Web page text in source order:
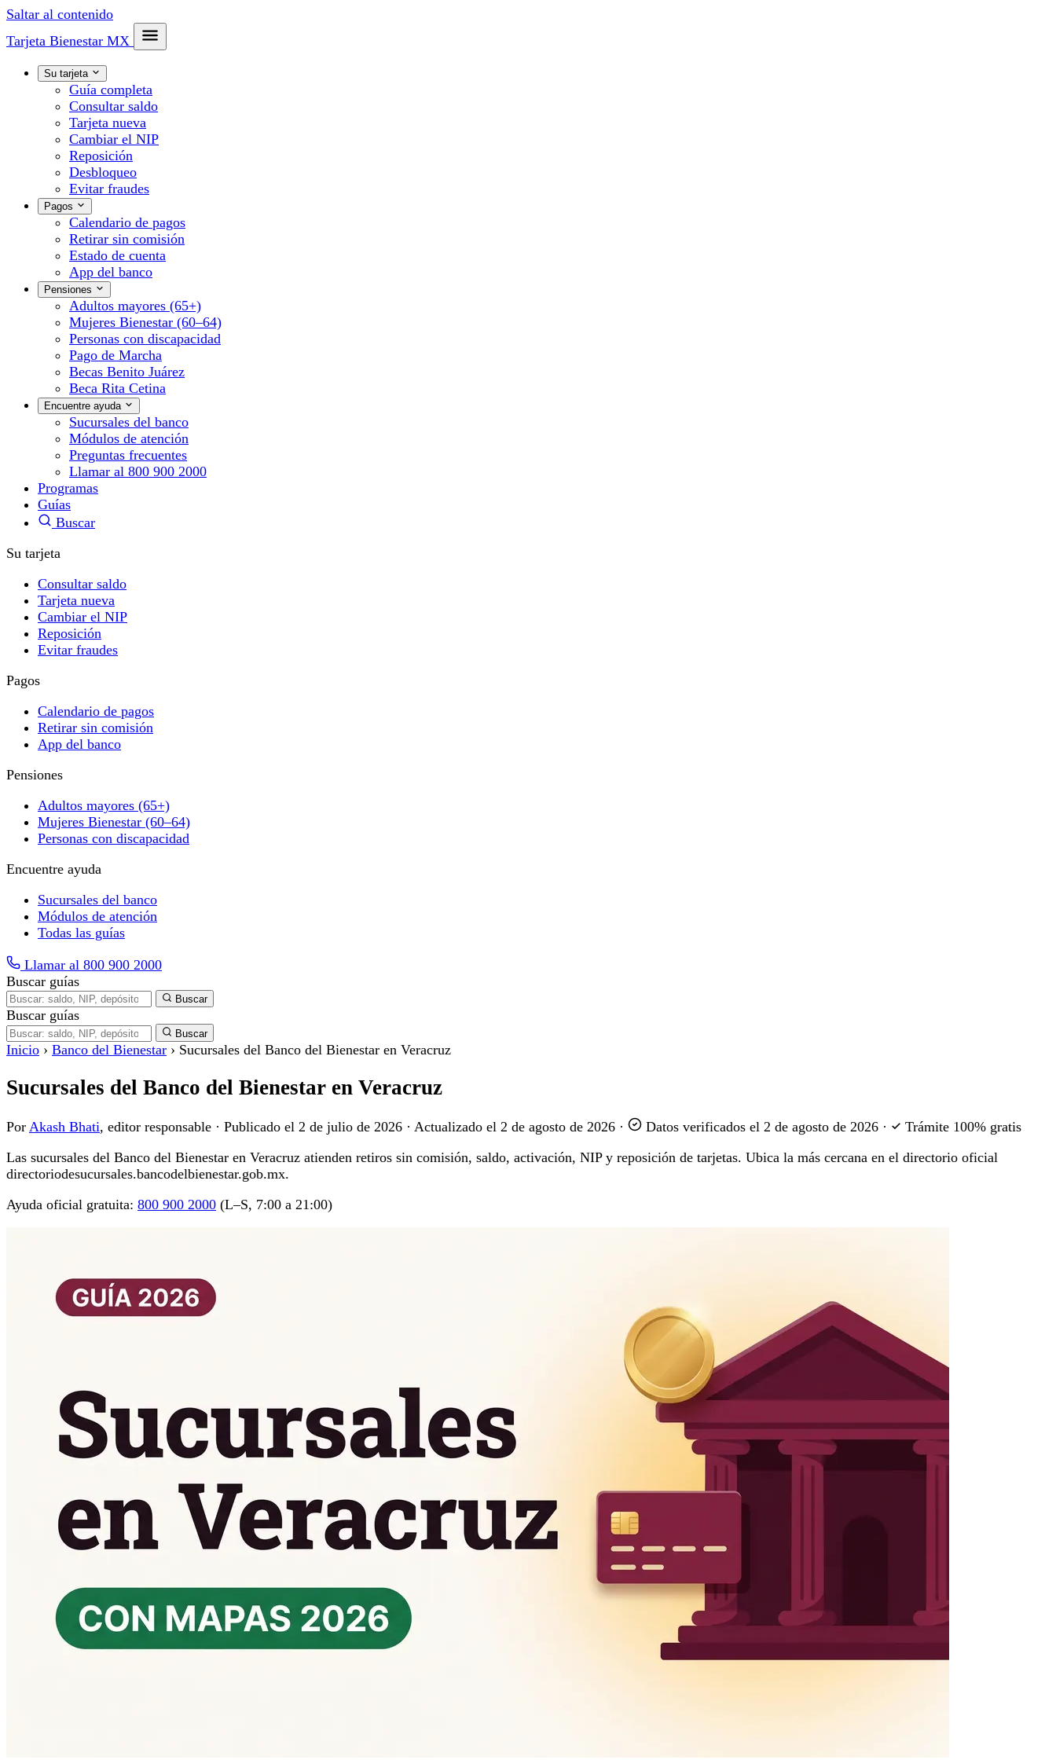
Saltar al contenido
Tarjeta Bienestar MX
Su tarjeta
Guía completa
Consultar saldo
Tarjeta nueva
Cambiar el NIP
Reposición
Desbloqueo
Evitar fraudes
Pagos
Calendario de pagos
Retirar sin comisión
Estado de cuenta
App del banco
Pensiones
Adultos mayores (65+)
Mujeres Bienestar (60–64)
Personas con discapacidad
Pago de Marcha
Becas Benito Juárez
Beca Rita Cetina
Encuentre ayuda
Sucursales del banco
Módulos de atención
Preguntas frecuentes
Llamar al 800 900 2000
Programas
Guías
Buscar
Su tarjeta
Consultar saldo
Tarjeta nueva
Cambiar el NIP
Reposición
Evitar fraudes
Pagos
Calendario de pagos
Retirar sin comisión
App del banco
Pensiones
Adultos mayores (65+)
Mujeres Bienestar (60–64)
Personas con discapacidad
Encuentre ayuda
Sucursales del banco
Módulos de atención
Todas las guías
Llamar al 800 900 2000
Buscar guías
Buscar
Buscar guías
Buscar
Inicio › Banco del Bienestar › Sucursales del Banco del Bienestar en Veracruz
Sucursales del Banco del Bienestar en Veracruz
Por Akash Bhati, editor responsable · Publicado el 2 de julio de 2026 · Actualizado el 2 de agosto de 2026 · Datos verificados el 2 de agosto de 2026 ·
Trámite 100% gratis
Las sucursales del Banco del Bienestar en Veracruz atienden retiros sin comisión, saldo, activación, NIP y reposición de tarjetas. Ubica la más cercana en el directorio oficial
directoriodesucursales.bancodelbienestar.gob.mx.
Ayuda oficial gratuita: 800 900 2000 (L–S, 7:00 a 21:00)